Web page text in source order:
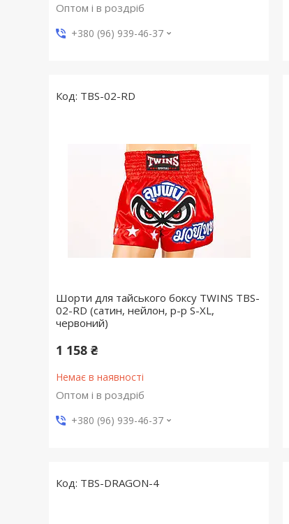
Оптом і в роздріб
+380 (96) 939-46-37
TBS-02-RD
Шорти для тайського боксу TWINS TBS-
02-RD (сатин, нейлон, р-р S-XL,
червоний)
1 158 ₴
Немає в наявності
Оптом і в роздріб
+380 (96) 939-46-37
TBS-DRAGON-4